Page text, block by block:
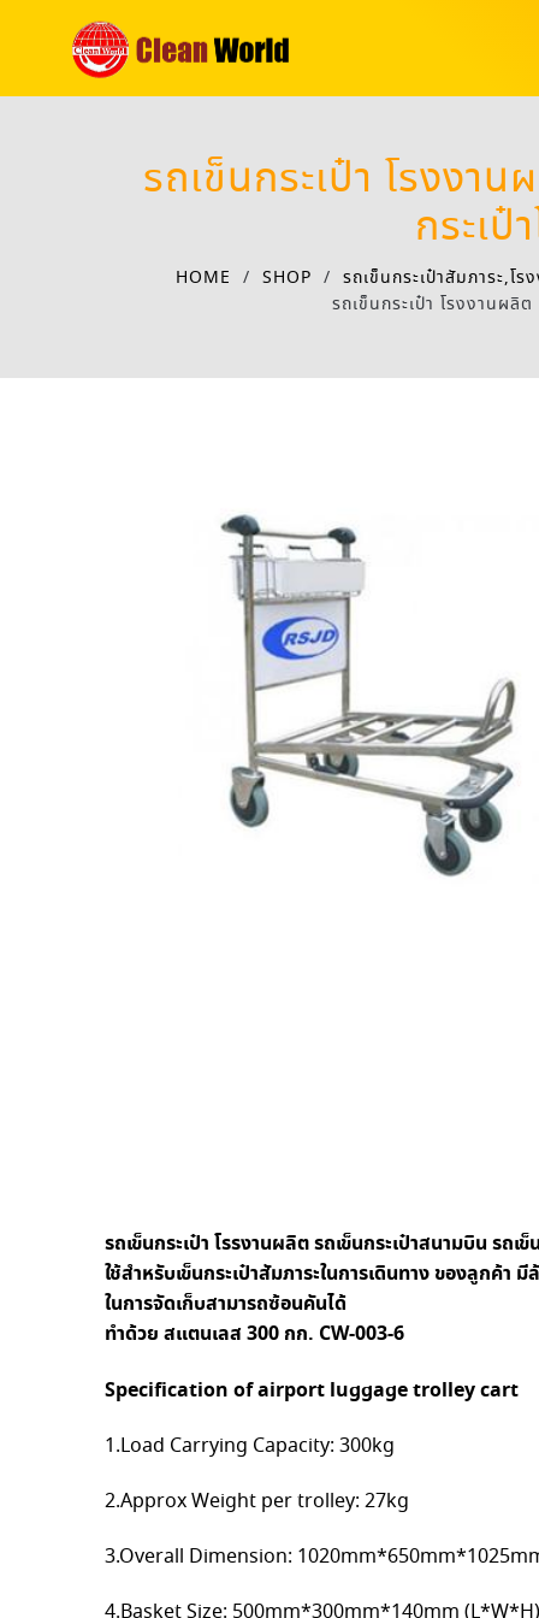
รถเข็นกระเป๋า โรงงา
กระเ
HOME / SHOP / รถเข็นกระเป๋าสัมภาระ,โ
รถเข็นกระเป๋า โรงงานผลิ
รถเข็นกระเป๋า โรรงานผลิต รถเข็นกระเป๋าสนามบิน รถเ
ใช้สำหรับเข็นกระเป๋าสัมภาระในการเดินทาง ของลูกค้า
ในการจัดเก็บสามารถซ้อนคันได้
ทำด้วย สแตนเลส 300 กก. CW-003-6
Specification of airport luggage trolley cart
1.Load Carrying Capacity: 300kg
2.Approx Weight per trolley: 27kg
3.Overall Dimension: